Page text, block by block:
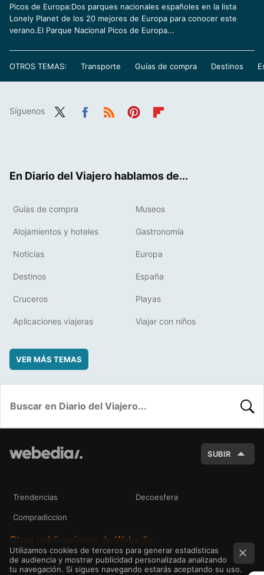
Picos de Europa:Dos parques nacionales españoles en la lista
Lonely Planet de los 20 mejores de Europa para conocer este
verano.El Parque Nacional Picos de Europa...
OTROS TEMAS: Transporte Guías de compra Destinos
Síguenos
En Diario del Viajero hablamos de...
Guías de compra Museos
Alojamientos y hoteles Gastronomía
Noticias Europa
Destinos España
Cruceros Playas
Aplicaciones viajeras Viajar con niños
VER MÁS TEMAS
SUBIR
Trendencias Decoesfera
Compradiccion
Otras publicaciones de Webedia
Utilizamos cookies de terceros para generar estadísticas
de audiencia y mostrar publicidad personalizada analizando
tu navegación. Si sigues navegando estarás aceptando su uso.